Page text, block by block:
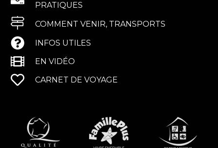
PRATIQUES
COMMENT VENIR, TRANSPORTS
INFOS UTILES
EN VIDÉO
CARNET DE VOYAGE